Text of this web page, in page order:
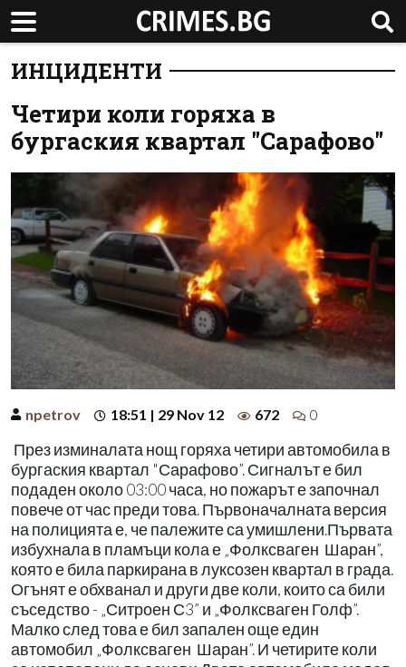
ИНЦИДЕНТИ
Четири коли горяха в
бургаския квартал "Сарафово"
npetrov 18:51 | 29 Nov 12 672 0
През изминалата нощ горяха четири автомобила в
бургаския квартал "Сарафово”. Сигналът е бил
подаден около 03:00 часа, но пожарът е започнал
повече от час преди това. Първоначалната версия
на полицията е, че палежите са умишлени.Първата
избухнала в пламъци кола е „Фолксваген Шаран”,
която е била паркирана в луксозен квартал в града.
Огънят е обхванал и други две коли, които са били
съседство - „Ситроен С3” и „Фолксваген Голф”.
Малко след това е бил запален още един
автомобил „Фолксваген Шаран”. И четирите коли